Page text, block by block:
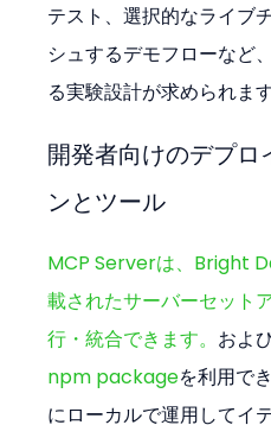
テスト、選択的なライブ
シュするデモフローなど
る実験設計が求められます
開発者向けのデプロ
ンとツール
MCP Serverは、Bright
載されたサーバーセット
行・統合できます。 およ
npm packageを利用で
にローカルで運用してイ